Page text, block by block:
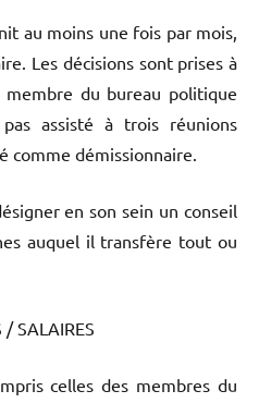
au moins une fois par mois,
Les décisions sont prises à
du bureau politique
assisté à trois réunions
comme démissionnaire.
en son sein un conseil
auquel il transfère tout ou
/ SALAIRES
celles des membres du